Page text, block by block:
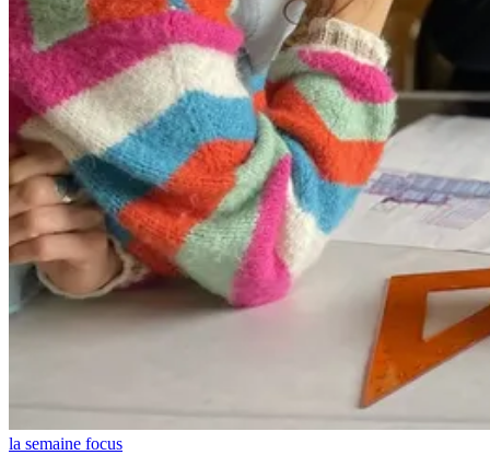
la semaine focus